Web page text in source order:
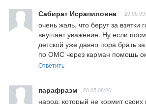
Сабират Исрапиловна 20.05
очень жаль, что берут за взятки
внушает уважение. Ну если
детской уже давно пора брать
по ОМС через карман помощь
Ответить
парафразм 20.05 08:26
народ, который не кормит своих